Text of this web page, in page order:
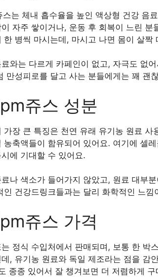
스는 체내 흡수율을 높인 액상형 건강 음
자주 쌓이거나, 운동 후 회복이 느린
한 병씩 마시는데, 마시고 나면 몸이 살
와는 다르게 카페인이 없고, 자극도 없
만성피로를 달고 사는 분들에게는 꽤 괜
쥬스 성분
가장 큰 특징은 천연 유래 유기농 원료
농축액들이 함유되어 있어요. 여기에 셀
에 기대할 수 있어요.
나 색소가 들어가지 않았고, 원료 대부
인 건강드링크들과는 달리 화학적인 느
쥬스 가격
는 정식 수입처에서 판매되며, 보통 한
, 유기농 원료와 독일 제조라는 점을 감
종종 있어서 잘 챙겨보면 더 저렴하게